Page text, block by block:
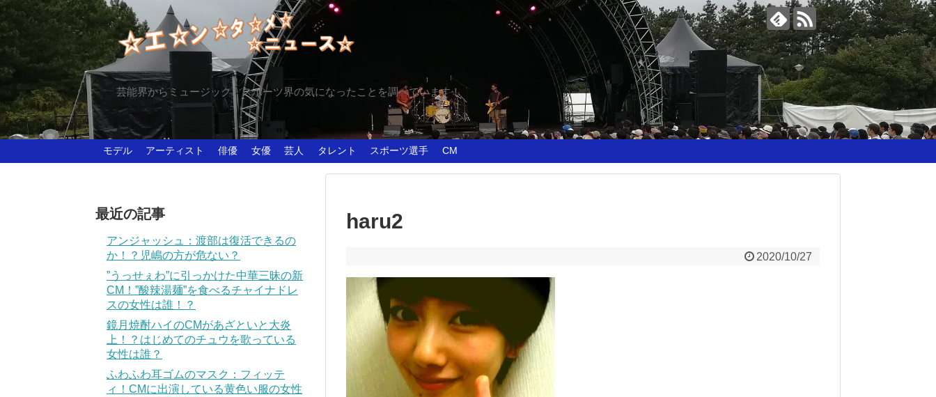
芸能界からミュージック、スポーツ界の気になったことを調べています！
モデル アーティスト 俳優 女優 芸人 タレント スポーツ選手 CM
haru2
2020/10/27
最近の記事
アンジャッシュ：渡部は復活できるの
か！？児嶋の方が危ない？
”うっせぇわ”に引っかけた中華三昧の新
CM！”酸辣湯麺”を食べるチャイナドレ
スの女性は誰！？
鏡月焼酎ハイのCMがあざといと大炎
上！？はじめてのチュウを歌っている
女性は誰？
ふわふわ耳ゴムのマスク：フィッテ
ィ！CMに出演している黄色い服の女性